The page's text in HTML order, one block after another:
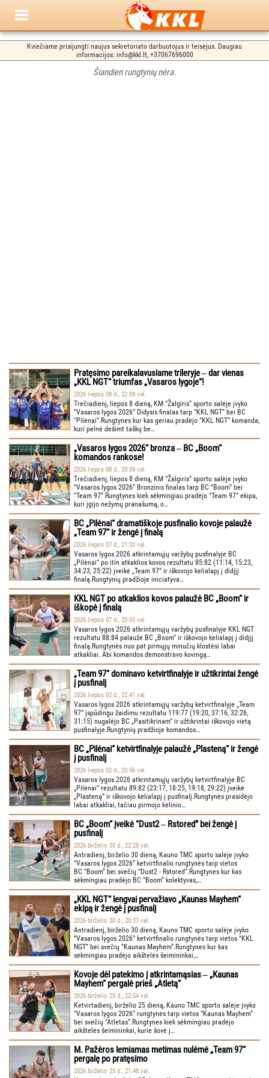
Kviečiame prisijungti naujus sekretoriato darbuotojus ir teisėjus. Daugiau
informacijos: info@kkl.lt, +37067696000
Šiandien rungtynių nėra.
Pratęsimo pareikalavusiame trileryje ‒ dar vienas
„KKL NGT“ triumfas „Vasaros lygoje“!
2026 liepos 08 d., 22:09 val.
Trečiadienį, liepos 8 dieną, KM “Žalgiris” sporto salėje įvyko
“Vasaros lygos 2026” Didysis finalas tarp “KKL NGT” bei BC
“Pilėnai”.Rungtynes kur kas geriau pradėjo “KKL NGT” komanda,
kuri pelnė dešimt taškų be…
„Vasaros lygos 2026“ bronza ‒ BC „Boom“
komandos rankose!
2026 liepos 08 d., 20:09 val.
Trečiadienį, liepos 8 dieną, KM “Žalgiris” sporto salėje įvyko
“Vasaros lygos 2026” Bronzinis finalas tarp BC “Boom” bei
“Team 97”.Rungtynes kiek sėkmingiau pradėjo “Team 97” ekipa,
kuri įgijo nežymų pranašumą, o…
BC „Pilėnai“ dramatiškoje pusfinalio kovoje palaužė
„Team 97“ ir žengė į finalą
2026 liepos 07 d., 21:33 val.
Vasaros lygos 2026 atkrintamųjų varžybų pusfinalyje BC
„Pilėnai“ po itin atkaklios kovos rezultatu 85:82 (11:14, 15:23,
34:23, 25:22) įveikė „Team 97“ ir iškovojo kelialapį į didįjį
finalą.Rungtynių pradžioje iniciatyva…
KKL NGT po atkaklios kovos palaužė BC „Boom“ ir
iškopė į finalą
2026 liepos 07 d., 20:03 val.
Vasaros lygos 2026 atkrintamųjų varžybų pusfinalyje KKL NGT
rezultatu 88:84 palaužė BC „Boom“ ir iškovojo kelialapį į didįjį
finalą.Rungtynės nuo pat pirmųjų minučių klostėsi labai
atkakliai. Abi komandos demonstravo kovingą…
„Team 97“ dominavo ketvirtfinalyje ir užtikrintai žengė
į pusfinalį
2026 liepos 02 d., 22:41 val.
Vasaros lygos 2026 atkrintamųjų varžybų ketvirtfinalyje „Team
97“ įspūdingu žaidimu rezultatu 119:77 (19:20, 37:16, 32:26,
31:15) nugalėjo BC „Pasitikrinam“ ir užtikrintai iškovojo vietą
pusfinalyje.Rungtynių pradžioje komandos…
BC „Pilėnai“ ketvirtfinalyje palaužė „Plasteną“ ir žengė
į pusfinalį
2026 liepos 02 d., 20:56 val.
Vasaros lygos 2026 atkrintamųjų varžybų ketvirtfinalyje BC
„Pilėnai“ rezultatu 89:82 (23:17, 18:25, 19:18, 29:22) įveikė
„Plasteną“ ir iškovojo kelialapį į pusfinalį.Rungtynės prasidėjo
labai atkakliai, tačiau pirmojo kėlinio…
BC „Boom“ įveikė “Dust2 ‒ Rstored” bei žengė į
pusfinalį
2026 birželio 30 d., 22:28 val.
Antradienį, birželio 30 dieną, Kauno TMC sporto salėje įvyko
“Vasaros lygos 2026” ketvirtfinalio rungtynės tarp vietos
BC “Boom” bei svečių “Dust2 - Rstored”.Rungtynes kur kas
sėkmingiau pradėjo BC “Boom” kolektyvas,…
„KKL NGT“ lengvai pervažiavo „Kaunas Mayhem“
ekipą ir žengė į pusfinalį
2026 birželio 30 d., 20:37 val.
Antradienį, birželio 30 dieną, Kauno TMC sporto salėje įvyko
“Vasaros lygos 2026” ketvirtfinalio rungtynės tarp vietos “KKL
NGT” bei svečių “Kaunas Mayhem”.Rungtynes kur kas
sėkmingiau pradėjo aikštelės šeimininkai,…
Kovoje dėl patekimo į atkrintamąsias ‒ „Kaunas
Mayhem“ pergalė prieš „Atletą“
2026 birželio 25 d., 22:54 val.
Ketvirtadienį, birželio 25 dieną, Kauno TMC sporto salėje įvyko
“Vasaros lygos 2026” rungtynės tarp vietos “Kaunas Mayhem”
bei svečių “Atletas”.Rungtynes kiek sėkmingiau pradėjo
aikštelės šeimininkai, kurie šovė į…
M. Pažėros lemiamas metimas nulėmė „Team 97“
pergalę po pratęsimo
2026 birželio 25 d., 21:48 val.